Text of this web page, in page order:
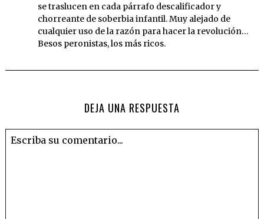
se traslucen en cada párrafo descalificador y
chorreante de soberbia infantil. Muy alejado de
cualquier uso de la razón para hacer la revolución…
Besos peronistas, los más ricos.
DEJA UNA RESPUESTA